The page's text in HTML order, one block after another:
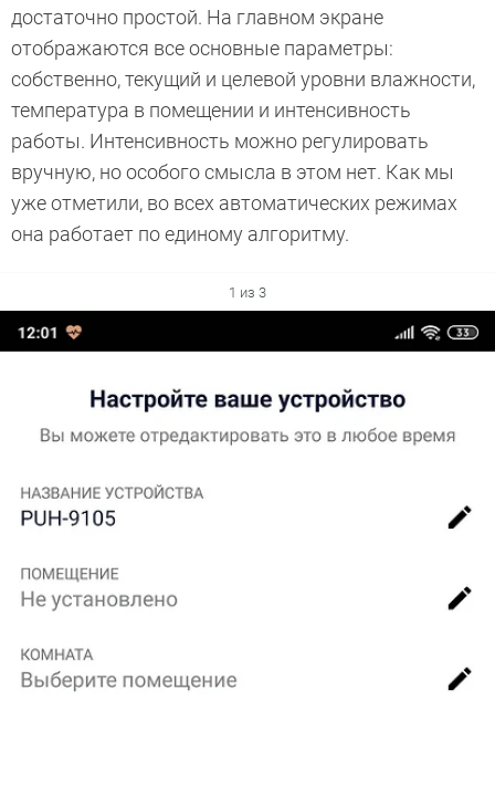
достаточно простой. На главном экране
отображаются все основные параметры:
собственно, текущий и целевой уровни влажности,
температура в помещении и интенсивность
работы. Интенсивность можно регулировать
вручную, но особого смысла в этом нет. Как мы
уже отметили, во всех автоматических режимах
она работает по единому алгоритму.
1 из 3